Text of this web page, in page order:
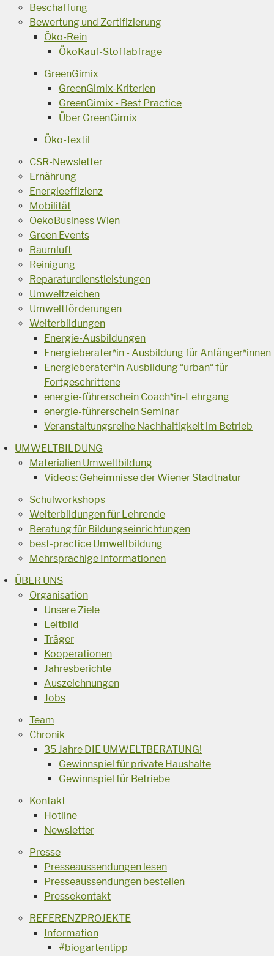
Beschaffung
Bewertung und Zertifizierung
Öko-Rein
ÖkoKauf-Stoffabfrage
GreenGimix
GreenGimix-Kriterien
GreenGimix - Best Practice
Über GreenGimix
Öko-Textil
CSR-Newsletter
Ernährung
Energieeffizienz
Mobilität
OekoBusiness Wien
Green Events
Raumluft
Reinigung
Reparaturdienstleistungen
Umweltzeichen
Umweltförderungen
Weiterbildungen
Energie-Ausbildungen
Energieberater*in - Ausbildung für Anfänger*innen
Energieberater*in Ausbildung “urban“ für
Fortgeschrittene
energie-führerschein Coach*in-Lehrgang
energie-führerschein Seminar
Veranstaltungsreihe Nachhaltigkeit im Betrieb
UMWELTBILDUNG
Materialien Umweltbildung
Videos: Geheimnisse der Wiener Stadtnatur
Schulworkshops
Weiterbildungen für Lehrende
Beratung für Bildungseinrichtungen
best-practice Umweltbildung
Mehrsprachige Informationen
ÜBER UNS
Organisation
Unsere Ziele
Leitbild
Träger
Kooperationen
Jahresberichte
Auszeichnungen
Jobs
Team
Chronik
35 Jahre DIE UMWELTBERATUNG!
Gewinnspiel für private Haushalte
Gewinnspiel für Betriebe
Kontakt
Hotline
Newsletter
Presse
Presseaussendungen lesen
Presseaussendungen bestellen
Pressekontakt
REFERENZPROJEKTE
Information
#biogartentipp